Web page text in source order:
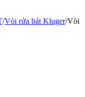
/Vòi rửa bát Kluger/Vòi